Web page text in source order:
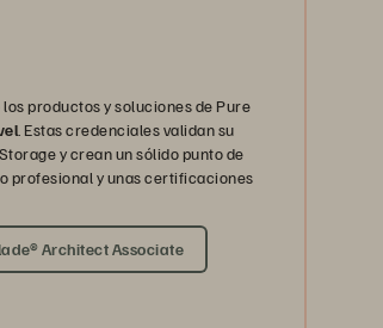
productos y soluciones de Pure
. Estas credenciales validan su
y crean un sólido punto de
profesional y unas certificaciones
Architect Associate